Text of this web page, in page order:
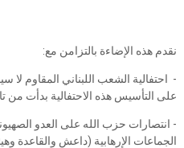
نقدم هذه الإضاءة بالتزامن مع:
- احتفالية الشعب اللبناني المقاوم لا
على التأسيس هذه الاحتفالية بدأت من تاريخ 20/7/ الى
الجماعات الإرهابية (داعش والقاعدة